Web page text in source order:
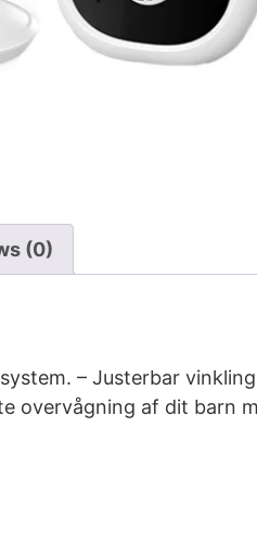
(0)
– Justerbar
overvågning af dit barn